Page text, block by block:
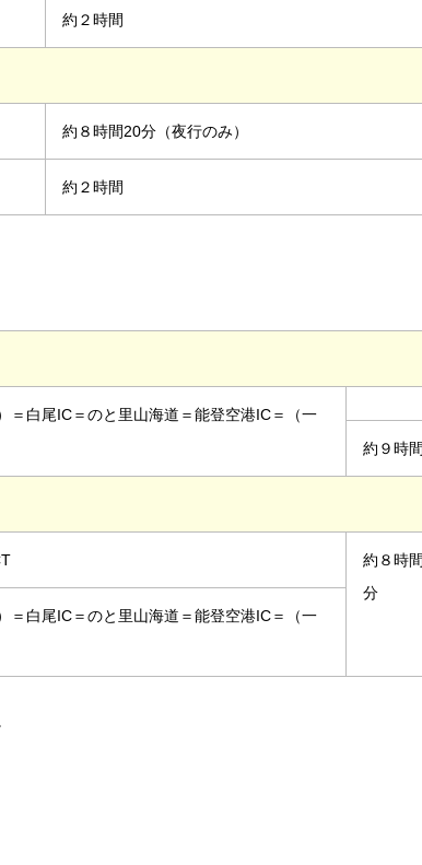
約２時間
約８時間20分（夜行のみ）
約２時間
＝白尾IC＝のと里山海道＝能登空港IC＝（一
約９時
約８時
分
＝白尾IC＝のと里山海道＝能登空港IC＝（一